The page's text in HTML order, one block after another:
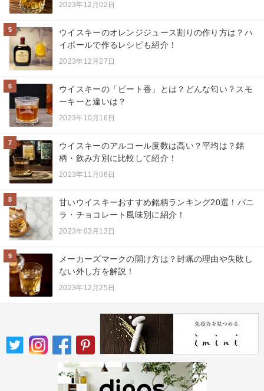
2023年12月02日
5
ウイスキーのオレンジジュース割りの作り方は？ハ
イボールで作るレシピも紹介！
2023年12月27日
6
ウイスキーの「ピート香」とは？どんな匂い？スモ
ーキーと違いは？
2023年10月16日
7
ウイスキーのアルコール度数は高い？平均は？銘
柄・飲み方別に比較して紹介！
2023年11月06日
8
甘いウイスキーおすすめ銘柄ランキング20選！バニ
ラ・チョコレート風味別に紹介！
2023年03月13日
9
メーカーズマークの開け方は？封蝋の理由や失敗し
ない外し方を解説！
2023年12月25日